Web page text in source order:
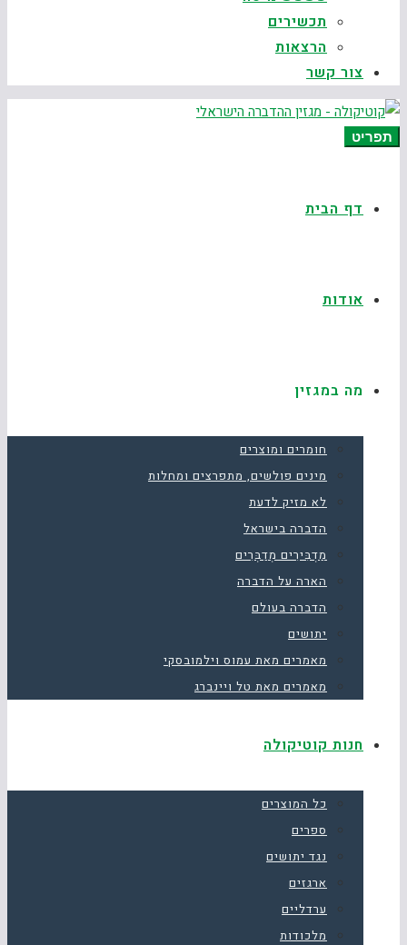
תכשירים
הרצאות
צור קשר
תפריט
דף הבית
אודות
מה במגזין
חומרים ומוצרים
מינים פולשים, מתפרצים ומחלות
לא מזיק לדעת
הדברה בישראל
מַדְבִּירִים מְדַבְּרִים
הארה על הדברה
הדברה בעולם
יתושים
מאמרים מאת עמוס וילמובסקי
מאמרים מאת טל ויינברג
חנות קוטיקולה
כל המוצרים
ספרים
נגד יתושים
ארגזים
ערדליים
מלכודות